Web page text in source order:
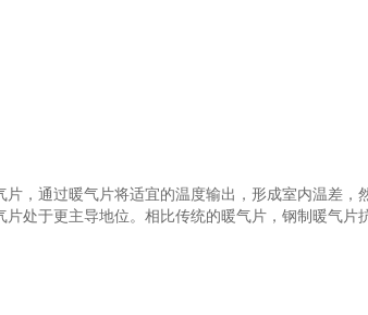
通过暖气片将适宜的温度输出，形成室内温差，
处于更主导地位。相比传统的暖气片，钢制暖气